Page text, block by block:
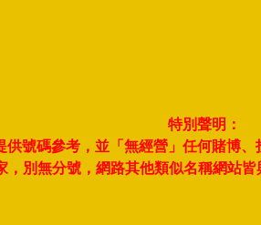
特別聲明：
供號碼參考，並「無經營」任何賭博、
，別無分號，網路其他類似名稱網站